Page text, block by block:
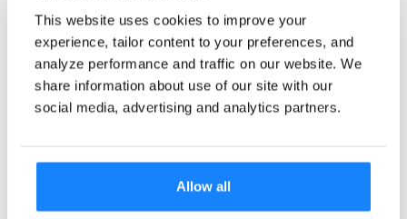
This website uses cookies to improve your
experience, tailor content to your preferences, and
analyze performance and traffic on our website. We
share information about use of our site with our
social media, advertising and analytics partners.
Allow all
练数据，以创建更具包容性的系统。
问责制：对人工智能系统实施严格的监督和偏
见测试。
坚持认为，“但这需要承认问题并投入资源来解决